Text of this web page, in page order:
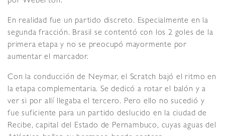
En realidad fue un partido discreto. Especialmente en la
segunda fracción. Brasil se contentó con los 2 goles de la
primera etapa y no se preocupó mayormente por
aumentar el marcador.
Con la conducción de Neymar, el Scratch bajó el ritmo en
la etapa complementaria. Se dedicó a rotar el balón y a
ver si por allí llegaba el tercero. Pero ello no sucedió y
fue suficiente para un partido deslucido en la ciudad de
Recibe, capital del Estado de Pernambuco, cuyas aguas del